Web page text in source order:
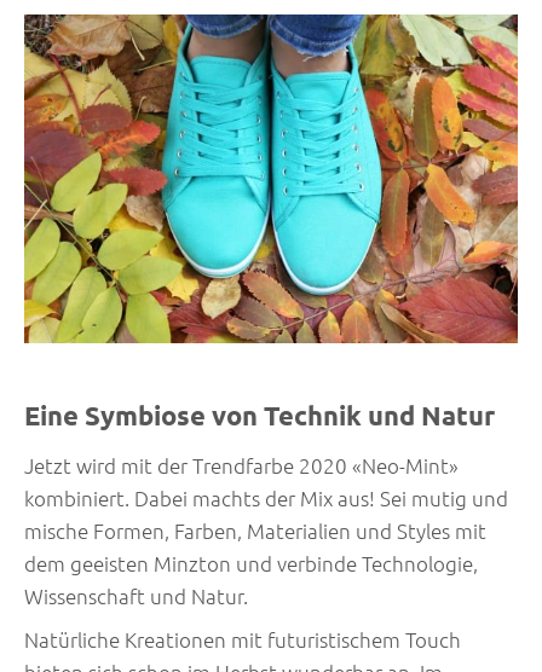
Eine Symbiose von Technik und Natur
Jetzt wird mit der Trendfarbe 2020 «Neo-Mint»
kombiniert. Dabei machts der Mix aus! Sei mutig und
mische Formen, Farben, Materialien und Styles mit
dem geeisten Minzton und verbinde Technologie,
Wissenschaft und Natur.
Natürliche Kreationen mit futuristischem Touch